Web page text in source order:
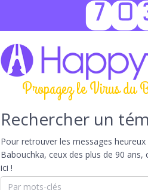
Propagez le Virus du
Rechercher un
Pour retrouver les messages
Babouchka, ceux des plus de 90
ici !